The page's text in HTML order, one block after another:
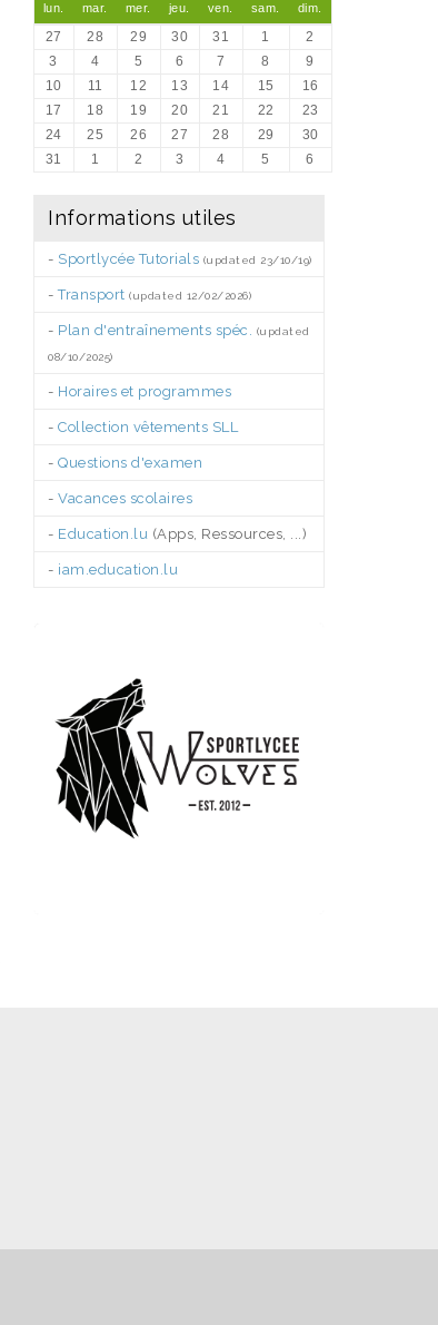
lun. mar. mer. jeu. ven. sam. dim.
27 28 29 30 31 1
2
3
4 5 6 7 8
9
10
11 12 13 14 15
16
17
18 19 20 21 22
23
24
25 26 27 28 29
30
31
1 2 3 4 5 6
Informations utiles
- Sportlycée Tutorials (updated 23/10/19)
-Transport (updated 12/02/2026)
- Plan d'entraînements spéc. (updated
08/10/2025)
- Horaires et programmes
- Collection vêtements SLL
- Questions d'examen
- Vacances scolaires
- Education.lu (Apps, Ressources, ...)
- iam.education.lu